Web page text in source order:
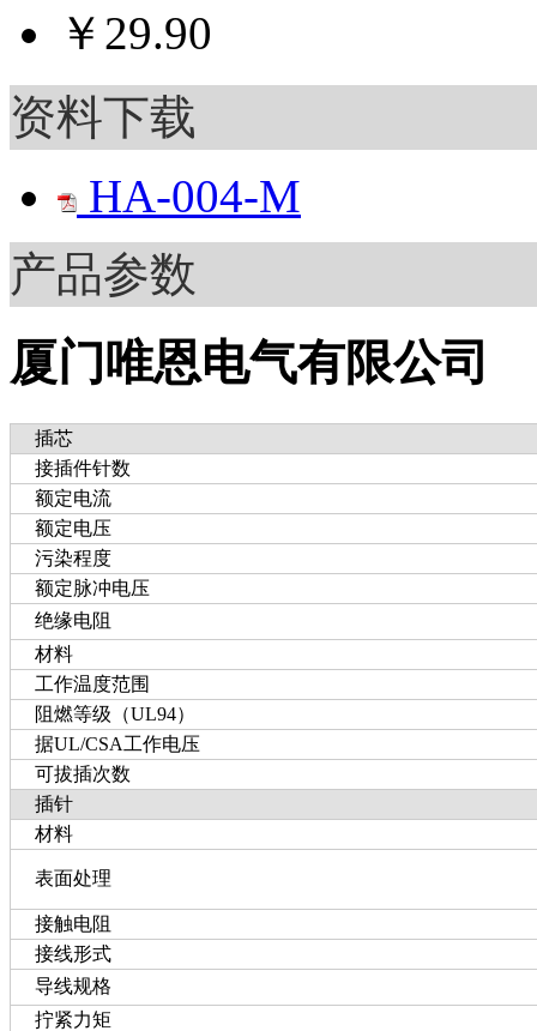
￥29.90
资料下载
HA-004-M
产品参数
插芯
接插件针数
额定电流
额定电压
污染程度
额定脉冲电压
绝缘电阻
材料
工作温度范围
阻燃等级（UL94）
据UL/CSA工作电压
可拔插次数
插针
材料
表面处理
接触电阻
接线形式
导线规格
拧紧力矩
厦门唯恩电气有限公司